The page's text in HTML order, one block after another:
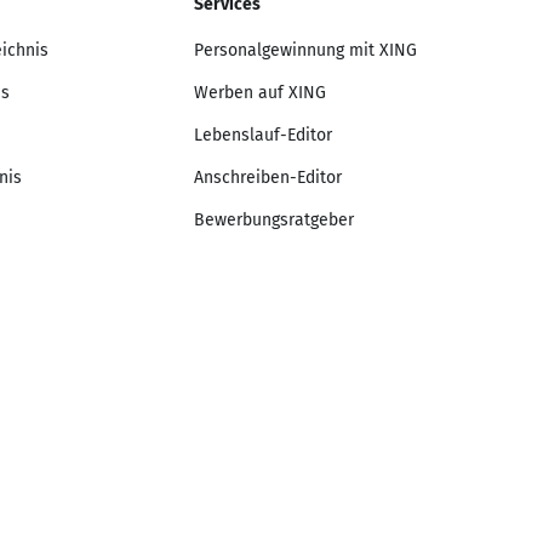
Services
Personalgewinnung mit XING
Werben auf XING
Lebenslauf-Editor
Anschreiben-Editor
Bewerbungsratgeber